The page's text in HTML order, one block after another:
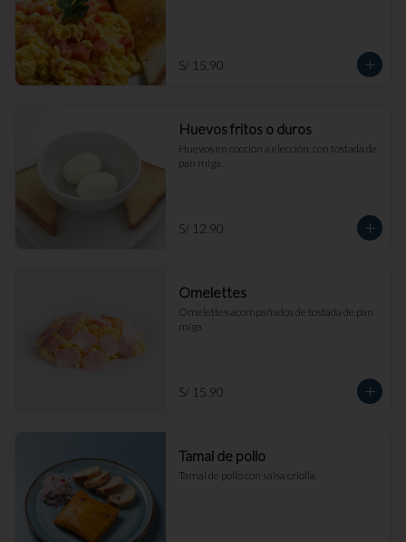
S/ 15.90
Huevos fritos o duros
Huevos en cocción a elección, con tostada de
pan miga.
S/ 12.90
Omelettes
Omelettes acompañados de tostada de pan
miga.
S/ 15.90
Tamal de pollo
Tamal de pollo con salsa criolla.